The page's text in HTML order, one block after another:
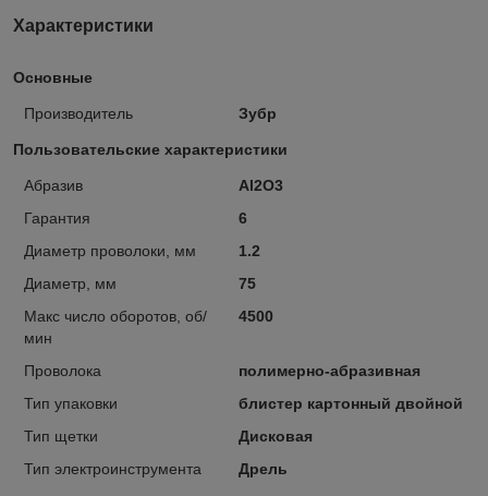
Характеристики
Основные
Производитель Зубр
Пользовательские характеристики
Абразив
Al2O3
Гарантия
6
Диаметр проволоки, мм
1.2
Диаметр, мм
75
Макс число оборотов, об/
мин
4500
Проволока
полимерно-абразивная
Тип упаковки
блистер картонный двойной
Тип щетки
Дисковая
Тип электроинструмента
Дрель